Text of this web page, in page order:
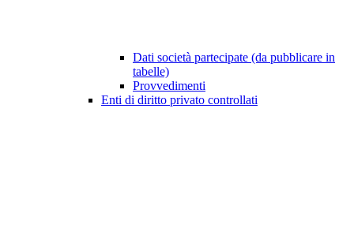
Dati società partecipate (da pubblicare in
tabelle)
Provvedimenti
Enti di diritto privato controllati